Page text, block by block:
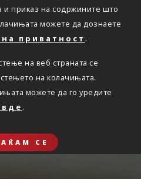
и приказ на содржините што
можете да дознаете
приватност .
на веб страната се
на колачињата.
можете да го уредите
.
СЕ